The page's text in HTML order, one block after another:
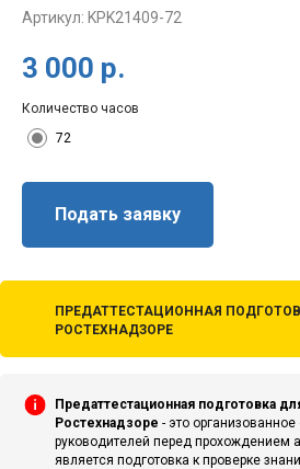
Артикул: KPK21409-72
3 000 р.
Количество часов
72
Подать заявку
ПРЕДАТТЕСТАЦИОННАЯ
РОСТЕХНАДЗОРЕ
Предаттестационная подготовка
Ростехнадзоре - это
руководителей перед прохождением
является подготовка к проверке